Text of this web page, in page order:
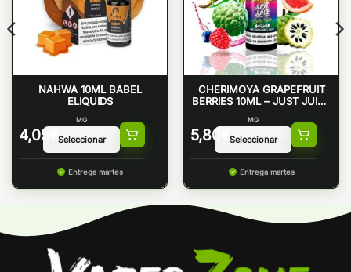
NAHWA 10ML BABEL
ELIQUIDS
4,05 €
MG
Entrega martes
CHERIMOYA GRAPEFRUIT
BERRIES 10ML – JUST JUICE
5,80 €
MG
Entrega martes